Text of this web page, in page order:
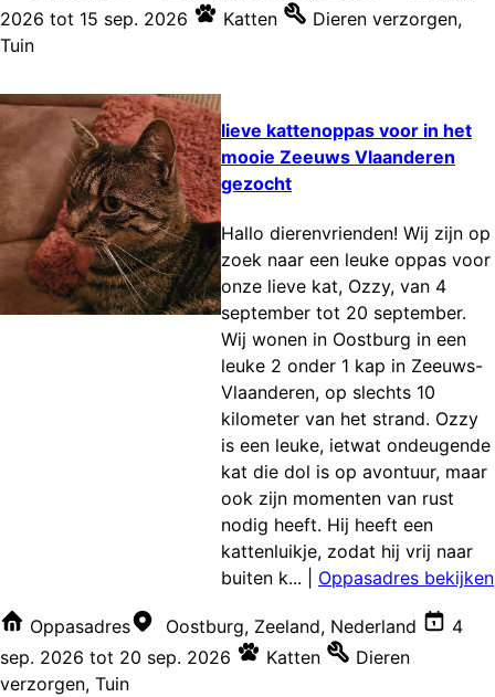
2026 tot 15 sep. 2026 Katten Dieren verzorgen,
Tuin
lieve kattenoppas voor in het
mooie Zeeuws Vlaanderen
gezocht
Hallo dierenvrienden! Wij zijn op
zoek naar een leuke oppas voor
onze lieve kat, Ozzy, van 4
september tot 20 september.
Wij wonen in Oostburg in een
leuke 2 onder 1 kap in Zeeuws-
Vlaanderen, op slechts 10
kilometer van het strand. Ozzy
is een leuke, ietwat ondeugende
kat die dol is op avontuur, maar
ook zijn momenten van rust
nodig heeft. Hij heeft een
kattenluikje, zodat hij vrij naar
buiten k...
Oppasadres bekijken
Oppasadres Oostburg, Zeeland, Nederland
4
sep. 2026 tot 20 sep. 2026 Katten
Dieren
verzorgen, Tuin